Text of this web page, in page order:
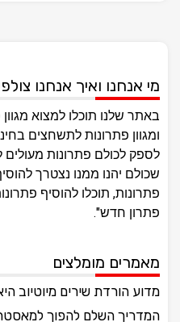
מי אנחנו ואיך אנחנו
באתר שלנו תוכלו למצוא
ומגוון פתרונות לתשחצים
לספק לכולם פתרונות מעולים
שכולם יהנו ממנו נצטרך
פתרונות, תוכלו להוסיף
פתרון חדש".
מאמרים מומלצים
מדוע הורדת שירים מיוטיוב
המדריך השלם להפוך